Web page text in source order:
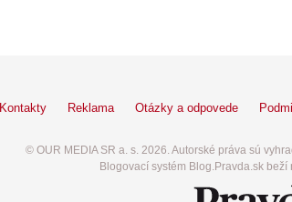
Kontakty Reklama Otázky a odpovede
© OUR MEDIA SR a. s. 2026. Autorské práva sú
Blogovací systém Blog.Pravda.sk